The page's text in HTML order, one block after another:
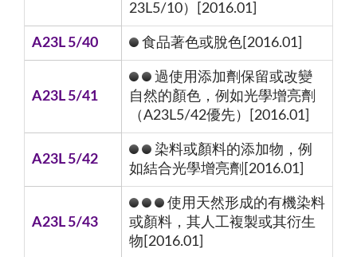
23L5/10）[2016.01]
A23L 5/40 食品著色或脫色[2016.01]
A23L 5/41
過使用添加劑保留或改變
自然的顏色，例如光學增亮劑
（A23L5/42優先）[2016.01]
A23L 5/42
染料或顏料的添加物，例
如結合光學增亮劑[2016.01]
A23L 5/43
使用天然形成的有機染料
或顏料，其人工複製或其衍生
物[2016.01]